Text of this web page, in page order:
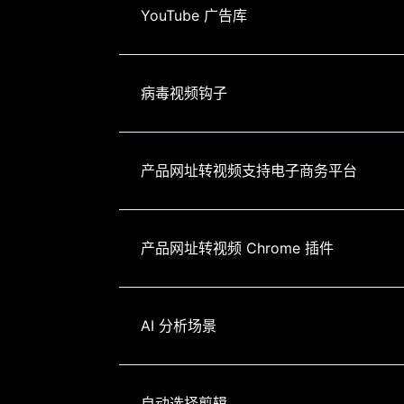
YouTube 广告库
病毒视频钩子
产品网址转视频支持电子商务平台
产品网址转视频 Chrome 插件
AI 分析场景